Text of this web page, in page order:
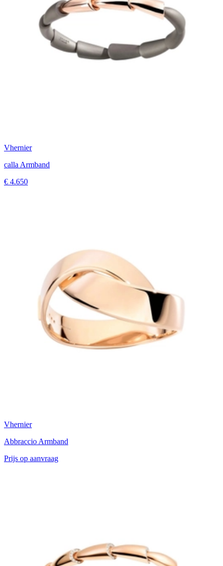
Vhernier
calla Armband
€ 4.650
Vhernier
Abbraccio Armband
Prijs op aanvraag